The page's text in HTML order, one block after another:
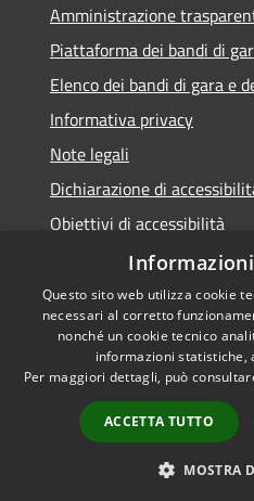
Amministrazione
Piattaforma dei bandi di
Elenco dei bandi di gara e
Informativa privacy
Note legali
Dichiarazione di
Obiettivi di accessibilità
Accessibilità
Privacy
Mappa del sito
Questo sito web utilizza cookie
necessari al corretto
nonché un cookie tecnico
informazioni statistiche,
Per maggiori dettagli, può
ACCETTA TUTTO
MOSTRA